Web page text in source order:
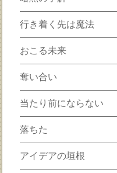
行き着く先は魔法
おこる未来
奪い合い
当たり前にならない
落ちた
アイデアの垣根